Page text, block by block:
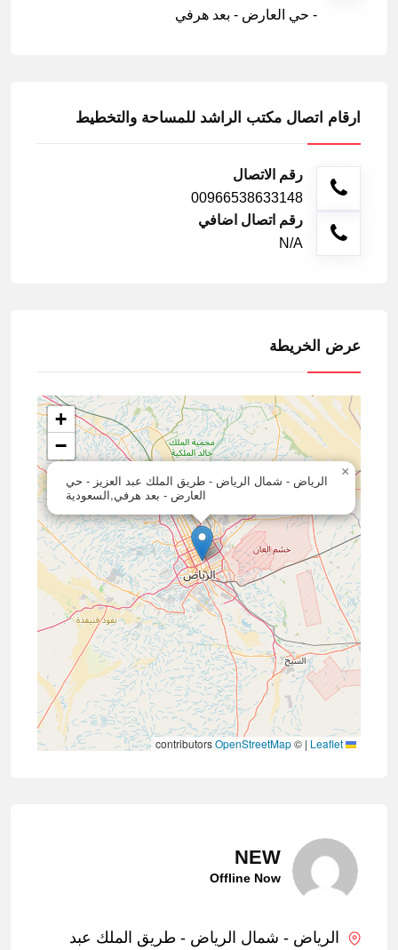
- حي العارض - بعد هرفي
ارقام اتصال مكتب الراشد للمساحة والتخطيط
رقم الاتصال
00966538633148
رقم اتصال اضافي
N/A
عرض الخريطة
الرياض - شمال الرياض - طريق الملك عبد العزيز - حي
العارض - بعد هرفي,السعودية
×
+
−
|
©
OpenStreetMap
NEW
Offline Now
الرياض - شمال الرياض - طريق الملك عبد